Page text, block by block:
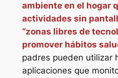
ambiente en el hogar
actividades sin
“zonas libres de
promover hábitos
padres pueden utilizar
aplicaciones que